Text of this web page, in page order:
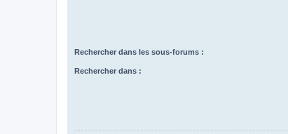
Rechercher dans les sous-forums :
Rechercher dans :